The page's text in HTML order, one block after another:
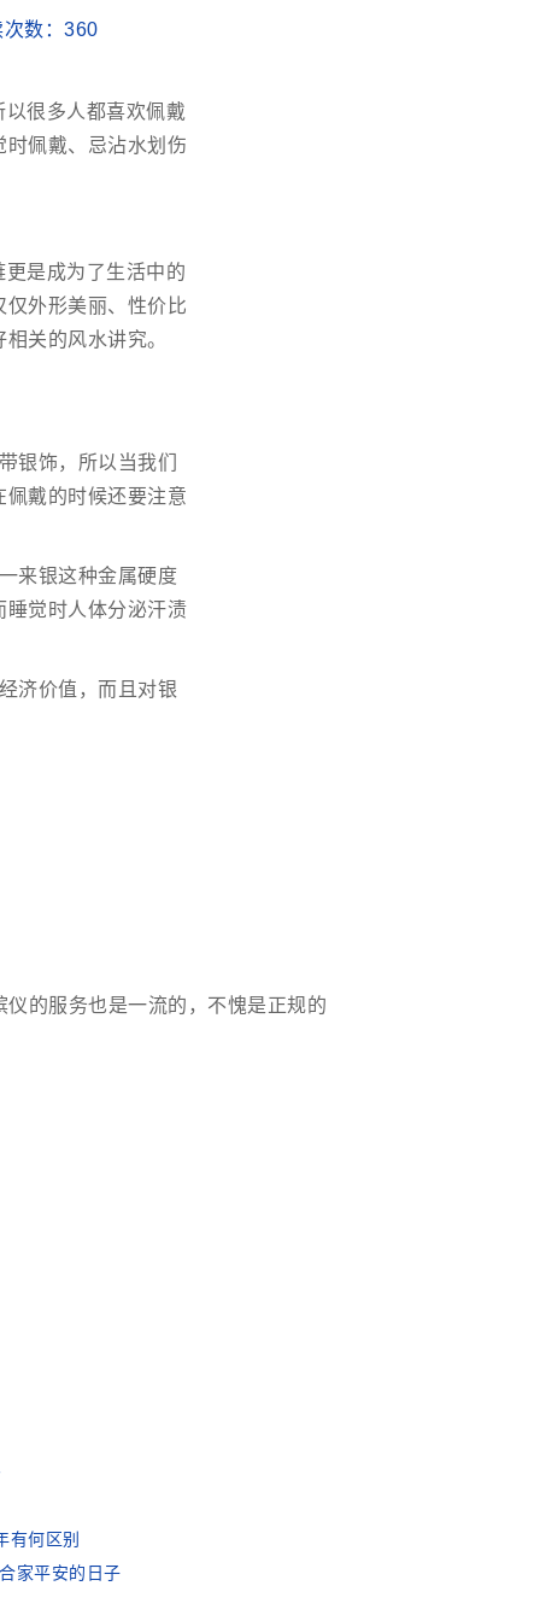
数：360
很多人都喜欢佩戴
佩戴、忌沾水划伤
是成为了生活中的
外形美丽、性价比
关的风水讲究。
银饰，所以当我们
戴的时候还要注意
来银这种金属硬度
睡觉时人体分泌汗渍
济价值，而且对银
的服务也是一流的，不愧是正规的
有何区别
家平安的日子